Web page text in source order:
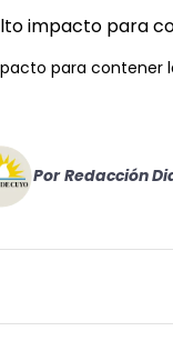
para contener
Por Redacción